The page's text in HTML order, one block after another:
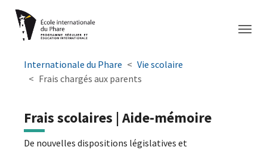
Aller à la navigation principale
Aller au contenu principal
Passer au pied de page
Internationale du Phare
Vie scolaire
Frais chargés aux parents
Frais scolaires | Aide-mémoire
De nouvelles dispositions législatives et